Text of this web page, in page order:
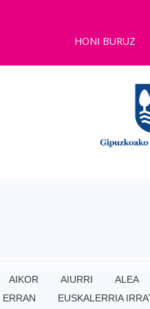
HONI BURUZ
AIKOR AIURRI ALEA
ERRAN EUSKALERRIA